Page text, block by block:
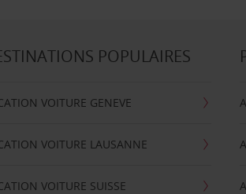
POPULAIRES
VOITURE GENEVE
VOITURE LAUSANNE
VOITURE SUISSE